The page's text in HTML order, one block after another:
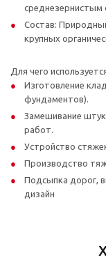
среднезернистым
Состав:
крупных
Для чего
Изготовление
фундаментов).
Замешивание
работ.
Устройство
Производство
Подсыпка дорог,
дизайн